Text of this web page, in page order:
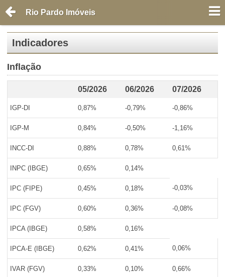
Rio Pardo Imóveis
Indicadores
Inflação
05/2026 06/2026 07/2026
IGP-DI 0,87% -0,79% -0,86%
IGP-M 0,84% -0,50% -1,16%
INCC-DI 0,88% 0,78% 0,61%
INPC (IBGE) 0,65% 0,14%
IPC (FIPE) 0,45% 0,18% -0,03%
IPC (FGV) 0,60% 0,36% -0,08%
IPCA (IBGE) 0,58% 0,16%
IPCA-E (IBGE) 0,62% 0,41% 0,06%
IVAR (FGV) 0,33% 0,10% 0,66%